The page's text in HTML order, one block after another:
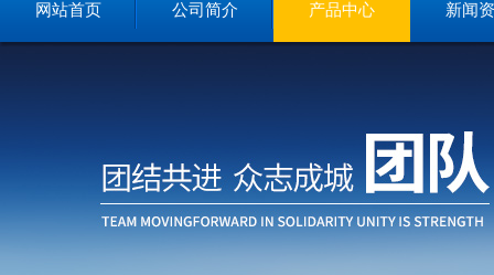
网站首页 公司简介 产品中心 新闻